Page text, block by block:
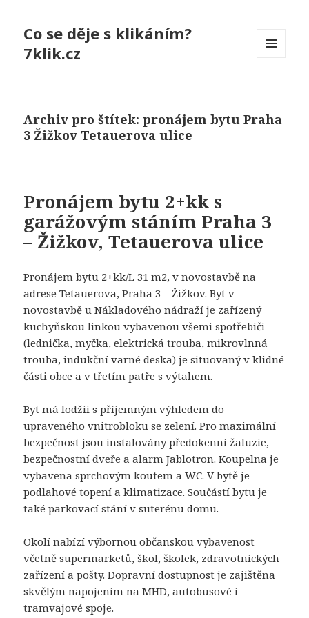
Co se děje s klikáním?
7klik.cz
Archiv pro štítek: pronájem bytu Praha
3 Žižkov Tetauerova ulice
Pronájem bytu 2+kk s
garážovým stáním Praha 3
– Žižkov, Tetauerova ulice
Pronájem bytu 2+kk/L 31 m2, v novostavbě na
adrese Tetauerova, Praha 3 – Žižkov. Byt v
novostavbě u Nákladového nádraží je zařízený
kuchyňskou linkou vybavenou všemi spotřebiči
(lednička, myčka, elektrická trouba, mikrovlnná
trouba, indukční varné deska) je situovaný v klidné
části obce a v třetím patře s výtahem.
Byt má lodžii s příjemným výhledem do
upraveného vnitrobloku se zelení. Pro maximální
bezpečnost jsou instalovány předokenní žaluzie,
bezpečnostní dveře a alarm Jablotron. Koupelna je
vybavena sprchovým koutem a WC. V bytě je
podlahové topení a klimatizace. Součástí bytu je
také parkovací stání v suterénu domu.
Okolí nabízí výbornou občanskou vybavenost
včetně supermarketů, škol, školek, zdravotnických
zařízení a pošty. Dopravní dostupnost je zajištěna
skvělým napojením na MHD, autobusové i
tramvajové spoje.